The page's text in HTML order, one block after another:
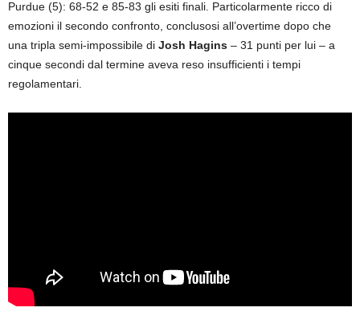
Purdue (5): 68-52 e 85-83 gli esiti finali. Particolarmente ricco di
emozioni il secondo confronto, conclusosi all’overtime dopo che
una tripla semi-impossibile di Josh Hagins – 31 punti per lui – a
cinque secondi dal termine aveva reso insufficienti i tempi
regolamentari.